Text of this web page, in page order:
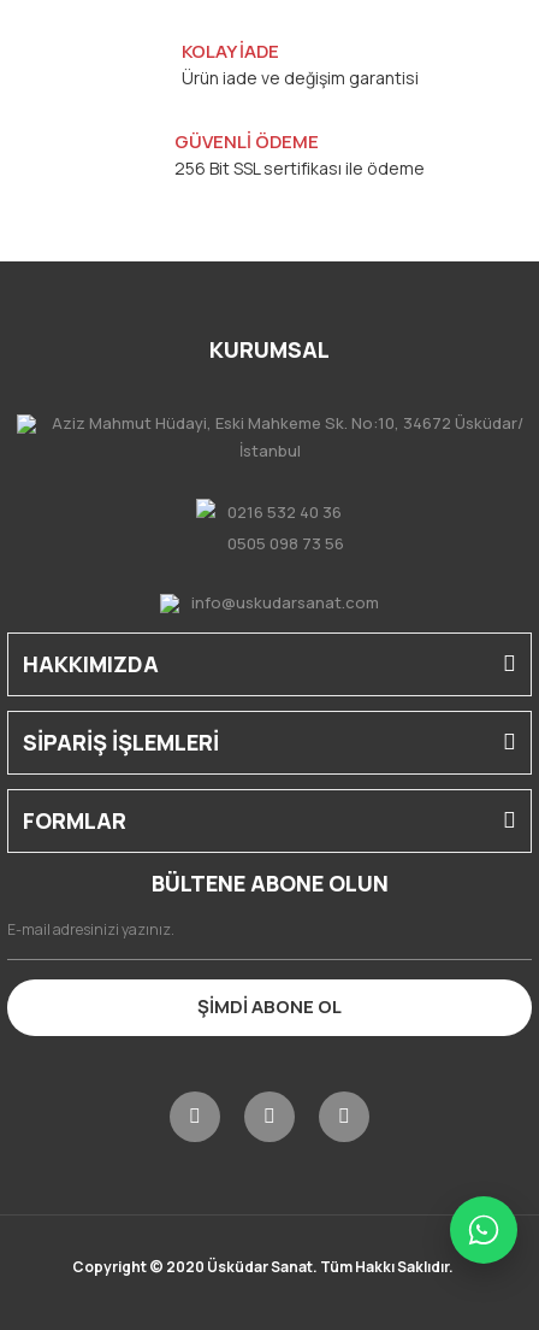
KOLAY İADE
Ürün iade ve değişim garantisi
GÜVENLİ ÖDEME
256 Bit SSL sertifikası ile ödeme
KURUMSAL
Aziz Mahmut Hüdayi, Eski Mahkeme Sk. No:10, 34672 Üsküdar/
İstanbul
0216 532 40 36
0505 098 73 56
info@uskudarsanat.com
HAKKIMIZDA
SİPARİŞ İŞLEMLERİ
FORMLAR
BÜLTENE ABONE OLUN
ŞİMDİ ABONE OL
Copyright © 2020 Üsküdar Sanat. Tüm Hakkı Saklıdır.